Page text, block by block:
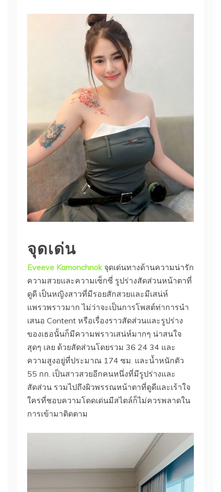
จุดเด่น
Eveeve Kamonchnokจุดเด่นทางด้านความน่ารัก
ความสวยและความเซ็กซี่ รูปร่างสัดส่วนหน้าตาที่
ดูดี เป็นหญิงสาวที่มีรอยสักสวยและมีเสน่ห์
แพรวพราวมาก ไม่ว่าจะเป็นการโพสต์ท่าการนำ
เสนอ Content หรือเรื่องราวสัดส่วนและรูปร่าง
ของเธอนั้นก็มีความพราวเสน่ห์มากๆ น่าสนใจ
สุดๆ เลย ด้วยสัดส่วนโดยรวม 36 24 34 และ
ความสูงอยู่ที่ประมาณ 174 ซม. และน้ำหนักตัว
55 กก. เป็นสาวสวยอีกคนหนึ่งที่มีรูปร่างและ
สัดส่วน รวมไปถึงผิวพรรณหน้าตาที่ดูดีและเร้าใจ
ใครที่ชอบความโดดเด่นมีสไตล์ก็ไม่ควรพลาดใน
การเข้ามาติดตาม